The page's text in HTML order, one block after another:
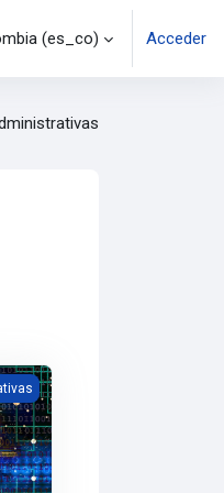
‎(es_co)‎ Acceder
PM26-2-EN02.